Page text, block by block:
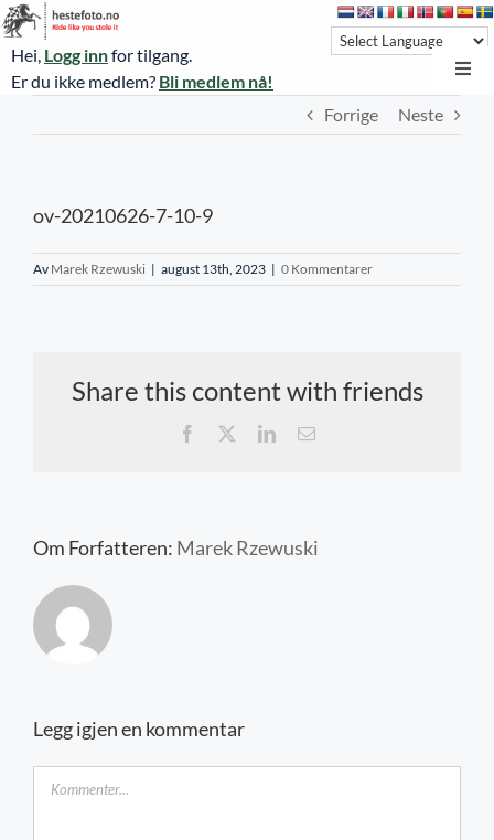
Skip
to
content
Hei, Logg innfor tilgang.
Er du ikke medlem? Bli medlem nå!
Øvrevoll treningsdager
NoARK
Forrige Neste
ov-20210626-7-10-9
Av Marek Rzewuski | august 13th, 2023 | 0 Kommentarer
Share this content with friends
Facebook LinkedIn
E-
Om Forfatteren: Marek Rzewuski
Legg igjen en kommentar